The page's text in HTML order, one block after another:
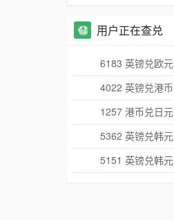
用户正在查兑
6183 英镑兑欧元
4022 英镑兑港币
1257 港币兑日元
5362 英镑兑韩元
5151 英镑兑韩元